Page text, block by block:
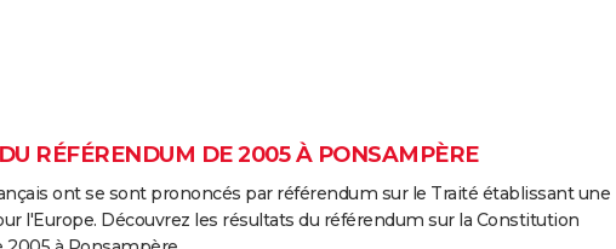
RÉFÉRENDUM DE 2005 À PONSAMPÈRE
ont se sont prononcés par référendum sur le Traité établissant une
l'Europe. Découvrez les résultats du référendum sur la Constitution